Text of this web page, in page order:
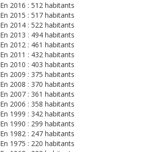
En 2016 : 512 habitants
En 2015 : 517 habitants
En 2014 : 522 habitants
En 2013 : 494 habitants
En 2012 : 461 habitants
En 2011 : 432 habitants
En 2010 : 403 habitants
En 2009 : 375 habitants
En 2008 : 370 habitants
En 2007 : 361 habitants
En 2006 : 358 habitants
En 1999 : 342 habitants
En 1990 : 299 habitants
En 1982 : 247 habitants
En 1975 : 220 habitants